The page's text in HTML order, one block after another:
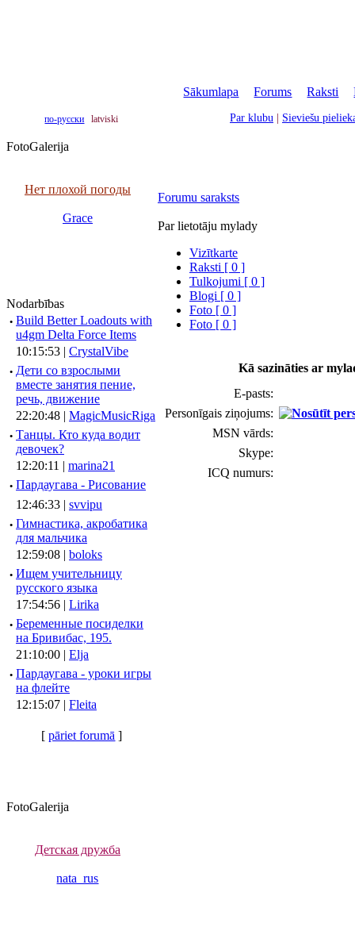
Sākumlapa |Forums |Raksti |
по-русски latviski Par klubu Sieviešu
FotoGalerija
Нет плохой погоды
Grace
Nodarbības
· Build Better Loadouts with
u4gm Delta Force Items
10:15:53 | CrystalVibe
· Дети со взрослыми
вместе занятия пение,
речь, движение
22:20:48 | MagicMusicRiga
· Танцы. Кто куда водит
девочек?
12:20:11 | marina21
· Пардаугава - Рисование
12:46:33 | svvipu
· Гимнастика, акробатика
для мальчика
12:59:08 | boloks
· Ищем учительницу
русского языка
17:54:56 | Lirika
· Беременные посиделки
на Бривибас, 195.
21:10:00 | Elja
· Пардаугава - уроки игры
на флейте
12:15:07 | Fleita
[pāriet forumā ]
FotoGalerija
Детская дружба
nata_rus
Forumu saraksts
Par lietotāju mylady
Vizītkarte
Raksti [ 0 ]
Tulkojumi [ 0 ]
Blogi [ 0 ]
Foto [ 0 ]
Foto [ 0 ]
Kā sazināties ar
E-pasts:
Personīgais ziņojums:
MSN vārds:
Skype:
ICQ numurs: